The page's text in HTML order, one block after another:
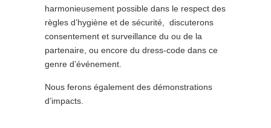
harmonieusement possible dans le respect des
règles d’hygiène et de sécurité , discuterons
consentement et surveillance du ou de la
partenaire, ou encore du dress-code dans ce
genre d’événement.
Nous ferons également des démonstrations
d’impacts.